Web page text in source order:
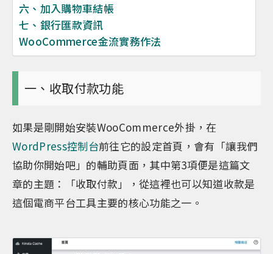
六、加入購物車結帳
七、銀行匯款資訊
WooCommerce金流實務作法
一、收取付款功能
如果是剛開始安裝WooCommerce外掛，在
WordPress控制台前往它的設定首頁，會有「讓我們
協助你開始吧」的輔助頁面，其中第3項便是這篇文
章的主題：「收取付款」，從這裡也可以知道收款是
這個電商平台工具主要的核心功能之一。